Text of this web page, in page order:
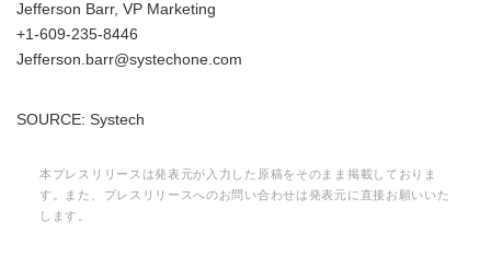
Jefferson Barr, VP Marketing
+1-609-235-8446
Jefferson.barr@systechone.com
SOURCE: Systech
本プレスリリースは発表元が入力した原稿をそのまま掲載しておりま
す。また、プレスリリースへのお問い合わせは発表元に直接お願いいた
します。